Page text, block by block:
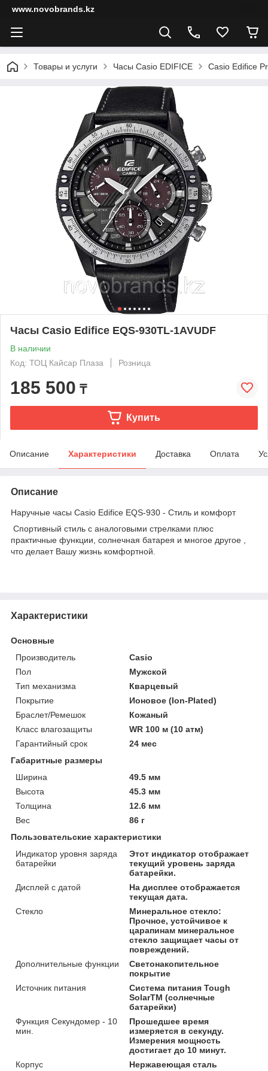
www.novobrands.kz
Товары и услуги Часы Casio EDIFICE Casio Edifice
Часы Casio Edifice EQS-930TL-1AVUDF
В наличии
Код: ТОЦ Кайсар Плаза
Розница
185 500 ₸
Купить
Описание Характеристики Доставка Оплата
Описание
Наручные часы Casio Edifice EQS-930 - Стиль и комфорт
Спортивный стиль с аналоговыми стрелками плюс
практичные функции, солнечная батарея и многое другое ,
что делает Вашу жизнь комфортной.
Характеристики
Основные
Производитель
Casio
Пол
Мужской
Тип механизма
Кварцевый
Покрытие
Ионовое (Ion-Plated)
Браслет/Ремешок
Кожаный
Класс влагозащиты
WR 100 м (10 атм)
Гарантийный срок
24 мес
Габаритные размеры
Ширина
49.5 мм
Высота
45.3 мм
Толщина
12.6 мм
Вес
86 г
Пользовательские характеристики
Индикатор уровня заряда
батарейки
Этот индикатор отображает
текущий уровень заряда
батарейки.
Дисплей с датой
На дисплее отображается
текущая дата.
Стекло
Минеральное стекло:
Прочное, устойчивое к
царапинам минеральное
стекло защищает часы от
повреждений.
Дополнительные функции
Светонакопительное
покрытие
Источник питания
Система питания Tough
SolarTM (солнечные
батарейки)
Функция Секундомер - 10
мин.
Прошедшее время
измеряется в секунду.
Измерения мощность
достигает до 10 минут.
Корпус
Нержавеющая сталь